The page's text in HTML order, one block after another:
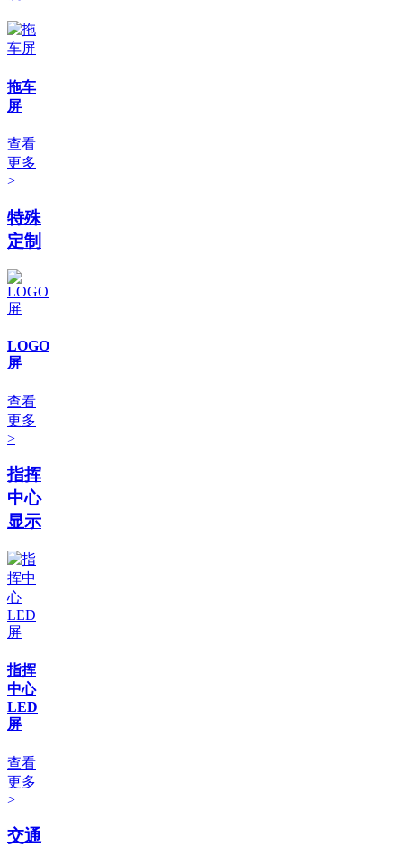
拖车
屏
查看
更多
>
特殊
定制
LOGO
屏
查看
更多
>
指挥
中心
显示
指挥
中心
LED
屏
查看
更多
>
交通